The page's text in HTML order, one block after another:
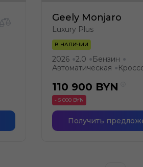
Geely Monjaro
Luxury Plus
В НАЛИЧИИ
2026 ●2.0 ● Бензин ●
Автоматическая ●
110 900 BYN
- 5 000 BYN
Получить